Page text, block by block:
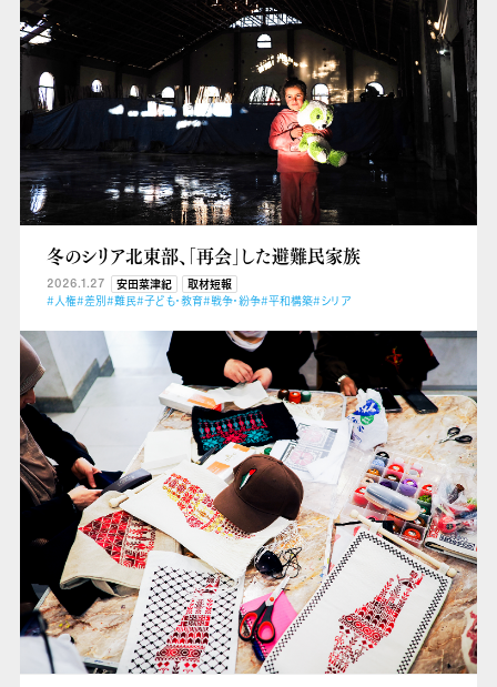
冬のシリア北東部、「再会」した避難民家族
2026.1.27 安田菜津紀
取材短報
#人権#差別#難民#子ども・教育#戦争・紛争#平和構築#シリア